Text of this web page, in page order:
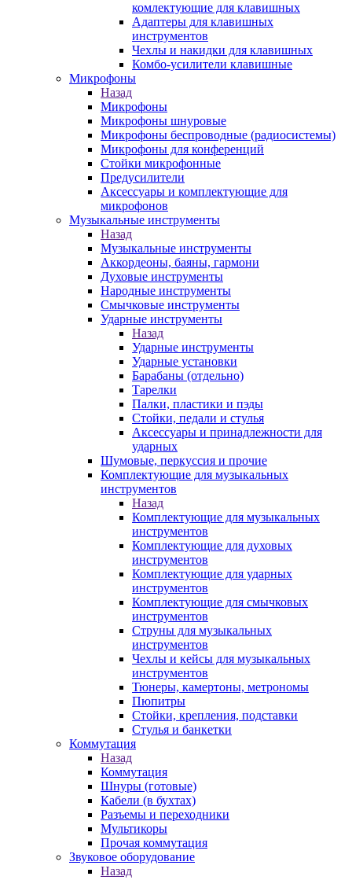
комлектующие для клавишных
Адаптеры для клавишных
инструментов
Чехлы и накидки для клавишных
Комбо-усилители клавишные
Микрофоны
Назад
Микрофоны
Микрофоны шнуровые
Микрофоны беспроводные (радиосистемы)
Микрофоны для конференций
Стойки микрофонные
Предусилители
Аксессуары и комплектующие для
микрофонов
Музыкальные инструменты
Назад
Музыкальные инструменты
Аккордеоны, баяны, гармони
Духовые инструменты
Народные инструменты
Смычковые инструменты
Ударные инструменты
Назад
Ударные инструменты
Ударные установки
Барабаны (отдельно)
Тарелки
Палки, пластики и пэды
Стойки, педали и стулья
Аксессуары и принадлежности для
ударных
Шумовые, перкуссия и прочие
Комплектующие для музыкальных
инструментов
Назад
Комплектующие для музыкальных
инструментов
Комплектующие для духовых
инструментов
Комплектующие для ударных
инструментов
Комплектующие для смычковых
инструментов
Струны для музыкальных
инструментов
Чехлы и кейсы для музыкальных
инструментов
Тюнеры, камертоны, метрономы
Пюпитры
Стойки, крепления, подставки
Стулья и банкетки
Коммутация
Назад
Коммутация
Шнуры (готовые)
Кабели (в бухтах)
Разъемы и переходники
Мультикоры
Прочая коммутация
Звуковое оборудование
Назад